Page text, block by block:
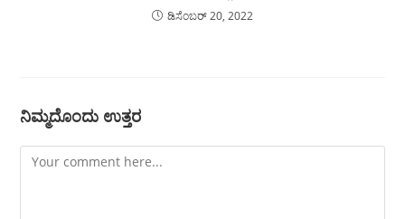
ಡಿಸೆಂಬರ್ 20, 2022
ನಿಮ್ಮದೊಂದು ಉತ್ತರ
Comment